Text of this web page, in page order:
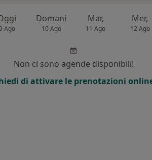
Ago
Domani
10 Ago
Mar,
11 Ago
Mer,
12 Ago
Non ci sono agende disponibili!
di attivare le prenotazioni